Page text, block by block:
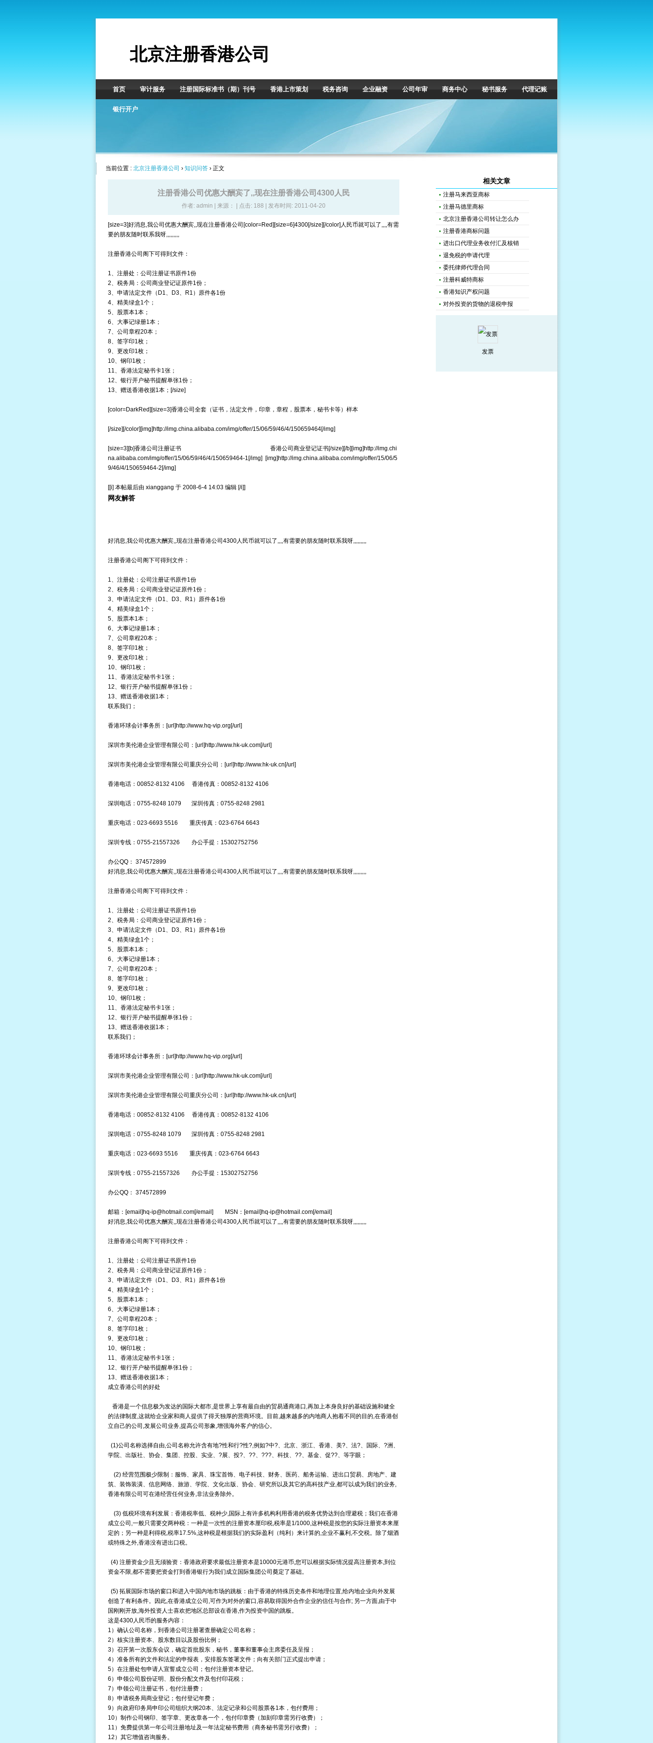
北京注册香港公司
首页 审计服务 注册国际标准书（期）刊号 香港上市策划 税务咨询 企业融资 公司年审 商务中心 秘书服务 代理记账
银行开户
当前位置 : 北京注册香港公司 › 知识问答› 正文
注册香港公司优惠大酬宾了,,现在注册香港公司4300人民
作者: admin | 来源： | 点击: 188 | 发布时间: 2011-04-20
[size=3]好消息,我公司优惠大酬宾,,现在注册香港公司[color=Red][size=6]4300[/size][/color]人民币就可以了,,,,有需
要的朋友随时联系我呀,,,,,,,,,
注册香港公司阁下可得到文件：
1、注册处：公司注册证书原件1份
2、税务局：公司商业登记证原件1份；
3、申请法定文件（D1、D3、R1）原件各1份
4、精美绿盒1个；
5、股票本1本；
6、大事记绿册1本；
7、公司章程20本；
8、签字印1枚；
9、更改印1枚；
10、钢印1枚；
11、香港法定秘书卡1张；
12、银行开户秘书提醒单张1份；
13、赠送香港收据1本；[/size]
[color=DarkRed][size=3]香港公司全套（证书，法定文件，印章，章程，股票本，秘书卡等）样本
[/size][/color][img]http://img.china.alibaba.com/img/offer/15/06/59/46/4/150659464[/img]
[size=3][b]香港公司注册证书 香港公司商业登记证书[/size][/b][img]http://img.chi
na.alibaba.com/img/offer/15/06/59/46/4/150659464-1[/img] [img]http://img.china.alibaba.com/img/offer/15/06/5
9/46/4/150659464-2[/img]
[[i] 本帖最后由 xianggang 于 2008-6-4 14:03 编辑 [/i]]
网友解答
好消息,我公司优惠大酬宾,,现在注册香港公司4300人民币就可以了,,,,有需要的朋友随时联系我呀,,,,,,,,,
注册香港公司阁下可得到文件：
1、注册处：公司注册证书原件1份
2、税务局：公司商业登记证原件1份；
3、申请法定文件（D1、D3、R1）原件各1份
4、精美绿盒1个；
5、股票本1本；
6、大事记绿册1本；
7、公司章程20本；
8、签字印1枚；
9、更改印1枚；
10、钢印1枚；
11、香港法定秘书卡1张；
12、银行开户秘书提醒单张1份；
13、赠送香港收据1本；
联系我们；
香港环球会计事务所：[url]http://www.hq-vip.org[/url]
深圳市美伦港企业管理有限公司：[url]http://www.hk-uk.com[/url]
深圳市美伦港企业管理有限公司重庆分公司：[url]http://www.hk-uk.cn[/url]
香港电话：00852-8132 4106 香港传真：00852-8132 4106
深圳电话：0755-8248 1079 深圳传真：0755-8248 2981
重庆电话：023-6693 5516 重庆传真：023-6764 6643
深圳专线：0755-21557326 办公手提：15302752756
办公QQ： 374572899
好消息,我公司优惠大酬宾,,现在注册香港公司4300人民币就可以了,,,,有需要的朋友随时联系我呀,,,,,,,,,
注册香港公司阁下可得到文件：
1、注册处：公司注册证书原件1份
2、税务局：公司商业登记证原件1份；
3、申请法定文件（D1、D3、R1）原件各1份
4、精美绿盒1个；
5、股票本1本；
6、大事记绿册1本；
7、公司章程20本；
8、签字印1枚；
9、更改印1枚；
10、钢印1枚；
11、香港法定秘书卡1张；
12、银行开户秘书提醒单张1份；
13、赠送香港收据1本；
联系我们；
香港环球会计事务所：[url]http://www.hq-vip.org[/url]
深圳市美伦港企业管理有限公司：[url]http://www.hk-uk.com[/url]
深圳市美伦港企业管理有限公司重庆分公司：[url]http://www.hk-uk.cn[/url]
香港电话：00852-8132 4106 香港传真：00852-8132 4106
深圳电话：0755-8248 1079 深圳传真：0755-8248 2981
重庆电话：023-6693 5516 重庆传真：023-6764 6643
深圳专线：0755-21557326 办公手提：15302752756
办公QQ： 374572899
邮箱：[email]hq-ip@hotmail.com[/email] MSN：[email]hq-ip@hotmail.com[/email]
好消息,我公司优惠大酬宾,,现在注册香港公司4300人民币就可以了,,,,有需要的朋友随时联系我呀,,,,,,,,,
注册香港公司阁下可得到文件：
1、注册处：公司注册证书原件1份
2、税务局：公司商业登记证原件1份；
3、申请法定文件（D1、D3、R1）原件各1份
4、精美绿盒1个；
5、股票本1本；
6、大事记绿册1本；
7、公司章程20本；
8、签字印1枚；
9、更改印1枚；
10、钢印1枚；
11、香港法定秘书卡1张；
12、银行开户秘书提醒单张1份；
13、赠送香港收据1本；
成立香港公司的好处
香港是一个信息极为发达的国际大都市,是世界上享有最自由的贸易通商港口,再加上本身良好的基础设施和健全
的法律制度,这就给企业家和商人提供了得天独厚的营商环境。目前,越来越多的内地商人抱着不同的目的,在香港创
立自己的公司,发展公司业务,提高公司形象,增强海外客户的信心。
(1)公司名称选择自由,公司名称允许含有地?性和行?性?,例如?中?、北京、浙江、香港、美?、法?、国际、?洲、
学院、出版社、协会、集团、控股、实业、?展、投?、??、???、科技、??、基金、促??、等字眼；
(2) 经营范围极少限制：服饰、家具、珠宝首饰、电子科技、财务、医药、船务运输、进出口贸易、房地产、建
筑、装饰装潢、信息网络、旅游、学院、文化出版、协会、研究所以及其它的高科技产业,都可以成为我们的业务,
香港有限公司可在港经营任何业务,非法业务除外。
(3) 低税环境有利发展：香港税率低、税种少,国际上有许多机构利用香港的税务优势达到合理避税；我们在香港
成立公司,一般只需要交两种税：一种是一次性的注册资本厘印税,税率是1/1000,这种税是按您的实际注册资本来厘
定的；另一种是利得税,税率17.5%,这种税是根据我们的实际盈利（纯利）来计算的,企业不赢利,不交税。除了烟酒
或特殊之外,香港没有进出口税。
(4) 注册资金少且无须验资：香港政府要求最低注册资本是10000元港币,您可以根据实际情况提高注册资本,到位
资金不限,都不需要把资金打到香港银行为我们成立国际集团公司奠定了基础。
(5) 拓展国际市场的窗口和进入中国内地市场的跳板：由于香港的特殊历史条件和地理位置,给内地企业向外发展
创造了有利条件。因此,在香港成立公司,可作为对外的窗口,容易取得国外合作企业的信任与合作; 另一方面,由于中
国刚刚开放,海外投资人士喜欢把地区总部设在香港,作为投资中国的跳板。
这是4300人民币的服务内容：
1）确认公司名称，到香港公司注册署查册确定公司名称；
2）核实注册资本、股东数目以及股份比例；
3）召开第一次股东会议，确定首批股东，秘书，董事和董事会主席委任及呈报；
4）准备所有的文件和法定的申报表，安排股东签署文件；向有关部门正式提出申请；
5）在注册处包申请人宣誓成立公司；包付注册资本登记。
6）申领公司股份证明、股份分配文件及包付印花税；
7）申领公司注册证书，包付注册费；
8）申请税务局商业登记；包付登记年费；
9）向政府印务局申印公司组织大纲20本、法定记录和公司股票各1本，包付费用；
10）制作公司钢印、签字章、更改章各一个，包付印章费（加刻印章需另行收费）；
11）免费提供第一年公司注册地址及一年法定秘书费用（商务秘书需另行收费）；
12）其它增值咨询服务。
相关文章
注册马来西亚商标
注册马德里商标
北京注册香港公司转让怎么办
注册香港商标问题
进出口代理业务收付汇及核销
退免税的申请代理
委托律师代理合同
注册科威特商标
香港知识产权问题
对外投资的货物的退税申报
发票